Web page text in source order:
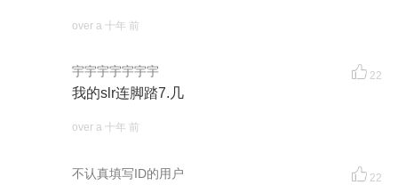
over a 十年 前
宇宇宇宇宇宇宇 22
我的slr连脚踏7.几
over a 十年 前
不认真填写ID的用户 22